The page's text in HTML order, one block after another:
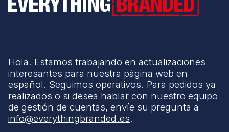
Hola. Estamos trabajando en actualizaciones
interesantes para nuestra página web en
español. Seguimos operativos. Para pedidos ya
realizados o si desea hablar con nuestro equipo
de gestión de cuentas, envíe su pregunta a
info@everythingbranded.es.